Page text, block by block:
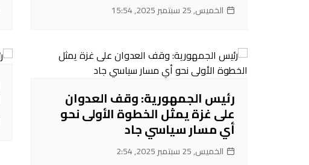
الخميس, 25 سبتمبر 2025, 15:54
رئيس الجمهورية: وقف العدوان
على غزة يمثل الخطوة الأولى نحو
أي مسار سياسي جاد
الخميس, 25 سبتمبر 2025, 2:54